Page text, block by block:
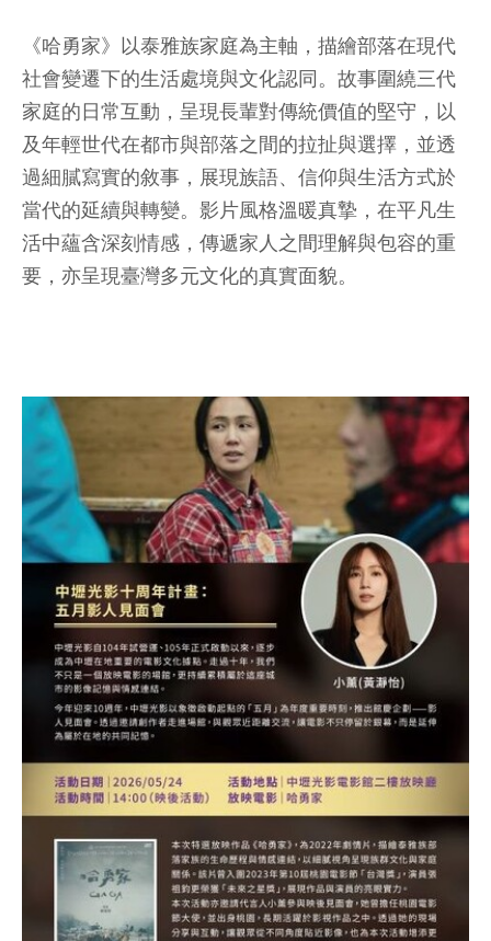
《哈勇家》以泰雅族家庭為主軸，描繪部落在現代
社會變遷下的生活處境與文化認同。故事圍繞三代
家庭的日常互動，呈現長輩對傳統價值的堅守，以
及年輕世代在都市與部落之間的拉扯與選擇，並透
過細膩寫實的敘事，展現族語、信仰與生活方式於
當代的延續與轉變。影片風格溫暖真摯，在平凡生
活中蘊含深刻情感，傳遞家人之間理解與包容的重
要，亦呈現臺灣多元文化的真實面貌。